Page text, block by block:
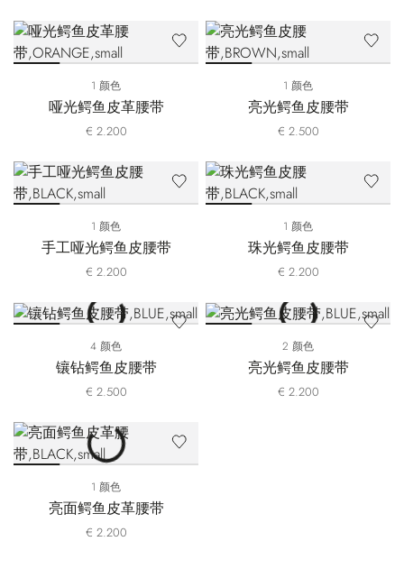
1 颜色
哑光鳄鱼皮革腰带
€ 2.200
1 颜色
亮光鳄鱼皮腰带
€ 2.500
1 颜色
手工哑光鳄鱼皮腰带
€ 2.200
1 颜色
珠光鳄鱼皮腰带
€ 2.200
4 颜色
镶钻鳄鱼皮腰带
€ 2.500
2 颜色
亮光鳄鱼皮腰带
€ 2.200
1 颜色
亮面鳄鱼皮革腰带
€ 2.200